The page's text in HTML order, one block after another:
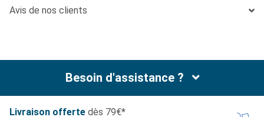
Avis de nos clients
Besoin d'assistance ?
Livraison offerte dès 79€*